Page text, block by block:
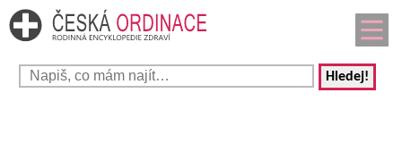
Hledej!